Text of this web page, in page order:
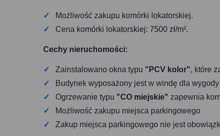
Możliwość zakupu komórki lokatorskiej.
Cena komórki lokatorskiej: 7500 zł/m².
Cechy nieruchomości:
Zainstalowano okna typu "PCV kolor", które
Budynek wyposażony jest w windę dla
Ogrzewanie typu "CO miejskie" zapewnia
Możliwość zakupu miejsca parkingowego
Zakup miejsca parkingowego nie jest